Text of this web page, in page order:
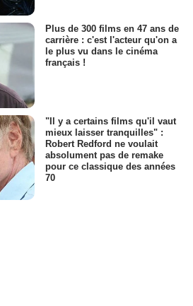
Plus de 300 films en 47 ans de
carrière : c'est l'acteur qu'on a
le plus vu dans le cinéma
français !
"Il y a certains films qu'il vaut
mieux laisser tranquilles" :
Robert Redford ne voulait
absolument pas de remake
pour ce classique des années
70